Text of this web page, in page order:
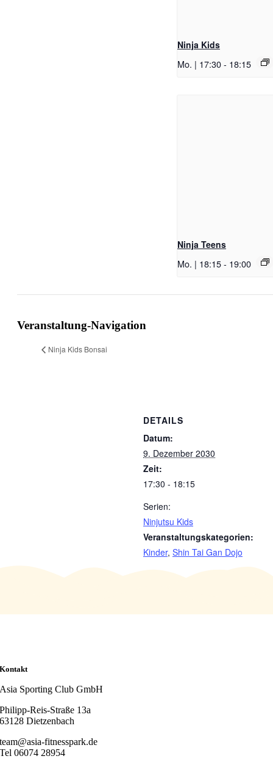
Ninja Kids
Mo. | 17:30- 18:15
Ninja Teens
Mo. | 18:15- 19:00
Veranstaltung-Navigation
Ninja Kids Bonsai
DETAILS
Datum:
9. Dezember 2030
Zeit:
17:30 - 18:15
Serien:
Ninjutsu Kids
Veranstaltungskategorien:
Kinder, Shin Tai Gan Dojo
Kontakt
Asia Sporting Club GmbH
Philipp-Reis-Straße 13a
63128 Dietzenbach
team@asia-fitnesspark.de
Tel 06074 28954